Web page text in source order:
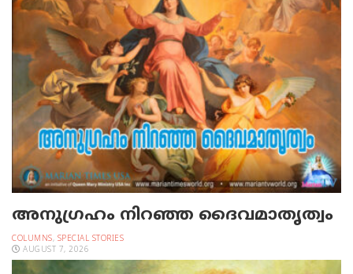
അനുഗ്രഹം നിറഞ്ഞ ദൈവമാതൃത്വം
COLUMNS, SPECIAL STORIES
AUGUST 7, 2026